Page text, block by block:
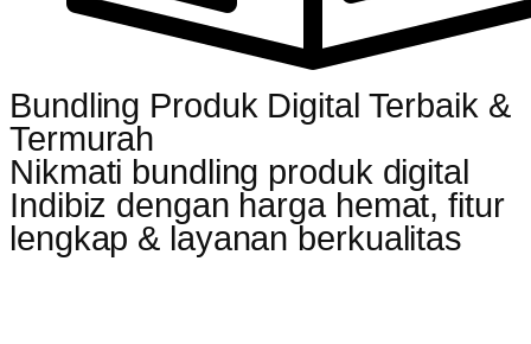
Bundling Produk Digital Terbaik &
Termurah
Nikmati bundling produk digital
Indibiz dengan harga hemat, fitur
lengkap & layanan berkualitas